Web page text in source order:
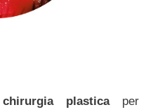
chirurgia plasticaper